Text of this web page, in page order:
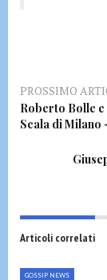
PROSSIMO
Roberto Bolle
Scala di Milano
Articoli correlati
GOSSIP NEWS